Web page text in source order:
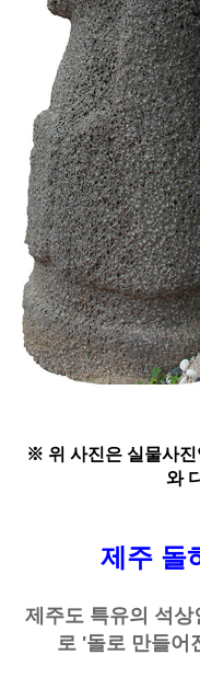
※ 위 사진은 실물사진
와
제주 돌
제주도 특유의 석
로 '돌로 만들어